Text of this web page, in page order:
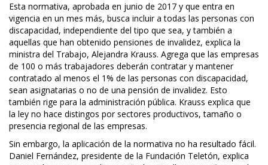
Esta normativa, aprobada en junio de 2017 y que entra en
vigencia en un mes más, busca incluir a todas las personas con
discapacidad, independiente del tipo que sea, y también a
aquellas que han obtenido pensiones de invalidez, explica la
ministra del Trabajo, Alejandra Krauss. Agrega que las empresas
de 100 o más trabajadores deberán contratar y mantener
contratado al menos el 1% de las personas con discapacidad,
sean asignatarias o no de una pensión de invalidez. Esto
también rige para la administración pública. Krauss explica que
la ley no hace distingos por sectores productivos, tamaño o
presencia regional de las empresas.
Sin embargo, la aplicación de la normativa no ha resultado fácil.
Daniel Fernández, presidente de la Fundación Teletón, explica